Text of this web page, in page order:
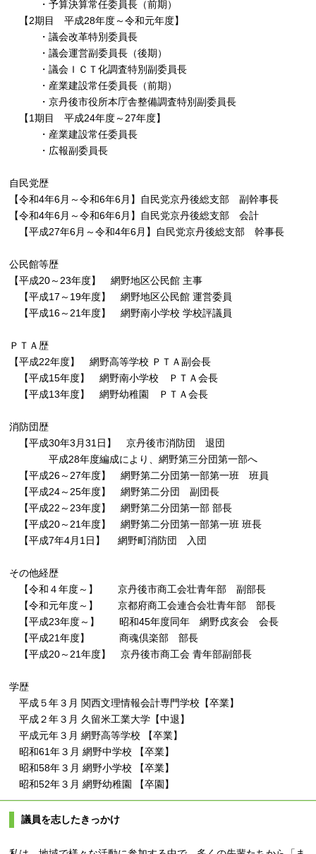
・予算決算常任委員長（前期）
【2期目 平成28年度～令和元年度】
・議会改革特別委員長
・議会運営副委員長（後期）
・議会ＩＣＴ化調査特別副委員長
・産業建設常任委員長（前期）
・京丹後市役所本庁舎整備調査特別副委員長
【1期目 平成24年度～27年度】
・産業建設常任委員長
・広報副委員長
自民党歴
【令和4年6月～令和6年6月】自民党京丹後総支部 副幹事長
【令和4年6月～令和6年6月】自民党京丹後総支部 会計
【平成27年6月～令和4年6月】自民党京丹後総支部 幹事長
公民館等歴
【平成20～23年度】 網野地区公民館 主事
【平成17～19年度】 網野地区公民館 運営委員
【平成16～21年度】 網野南小学校 学校評議員
ＰＴＡ歴
【平成22年度】 網野高等学校 ＰＴＡ副会長
【平成15年度】 網野南小学校 ＰＴＡ会長
【平成13年度】 網野幼稚園 ＰＴＡ会長
消防団歴
【平成30年3月31日】 京丹後市消防団 退団
平成28年度編成により、網野第三分団第一部へ
【平成26～27年度】 網野第二分団第一部第一班 班員
【平成24～25年度】 網野第二分団 副団長
【平成22～23年度】 網野第二分団第一部 部長
【平成20～21年度】 網野第二分団第一部第一班 班長
【平成7年4月1日】 網野町消防団 入団
その他経歴
【令和４年度～】 京丹後市商工会壮青年部 副部長
【令和元年度～】 京都府商工会連合会壮青年部 部長
【平成23年度～】 昭和45年度同年 網野戌亥会 会長
【平成21年度】 商魂倶楽部 部長
【平成20～21年度】 京丹後市商工会 青年部副部長
学歴
平成５年３月 関西文理情報会計専門学校【卒業】
平成２年３月 久留米工業大学【中退】
平成元年３月 網野高等学校 【卒業】
昭和61年３月 網野中学校 【卒業】
昭和58年３月 網野小学校 【卒業】
昭和52年３月 網野幼稚園 【卒園】
議員を志したきっかけ